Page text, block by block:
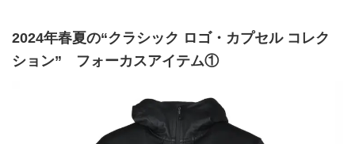
2024年春夏の“クラシック ロゴ・カプセル コレク
ション” フォーカスアイテム①